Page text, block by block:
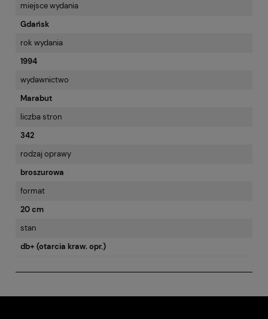
miejsce wydania
Gdańsk
rok wydania
1994
wydawnictwo
Marabut
liczba stron
342
rodzaj oprawy
broszurowa
format
20 cm
stan
db+ (otarcia kraw. opr.)